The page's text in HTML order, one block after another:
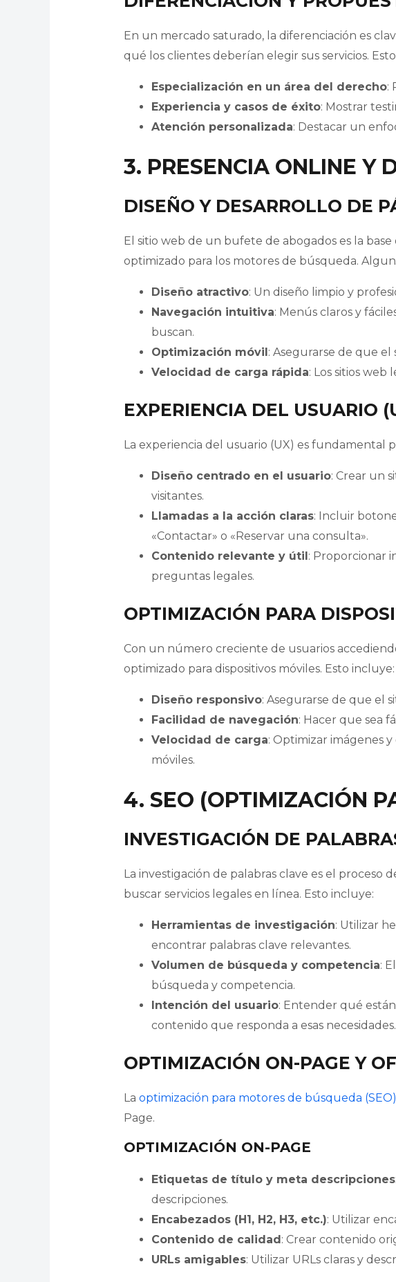
En un mercado saturado, la diferenciación es
qué los clientes deberían elegir sus servicios.
Especialización en un área del derecho:
Experiencia y casos de éxito: Mostrar
Atención personalizada: Destacar un
3. PRESENCIA ONLINE Y
DISEÑO Y DESARROLLO DE
El sitio web de un bufete de abogados es la
optimizado para los motores de búsqueda.
Diseño atractivo: Un diseño limpio y
Navegación intuitiva: Menús claros y
buscan.
Optimización móvil : Asegurarse de que el
Velocidad de carga rápida: Los sitios
EXPERIENCIA DEL USUARIO
La experiencia del usuario (UX) es fundamental
Diseño centrado en el usuario: Crear un
visitantes.
Llamadas a la acción claras: Incluir
«Contactar» o «Reservar una consulta».
Contenido relevante y útil : Proporcionar
preguntas legales.
OPTIMIZACIÓN PARA
Con un número creciente de usuarios
optimizado para dispositivos móviles. Esto incluye:
Diseño responsivo: Asegurarse de que el
Facilidad de navegación: Hacer que sea
Velocidad de carga: Optimizar imágenes
móviles.
4. SEO (OPTIMIZACIÓN
INVESTIGACIÓN DE
La investigación de palabras clave es el proceso
buscar servicios legales en línea. Esto incluye:
Herramientas de investigación: Utilizar
encontrar palabras clave relevantes.
Volumen de búsqueda y competencia:
búsqueda y competencia.
Intención del usuario: Entender qué
contenido que responda a esas necesidades.
OPTIMIZACIÓN ON-PAGE Y
La optimización para motores de búsqueda
Page.
OPTIMIZACIÓN ON-PAGE
Etiquetas de título y meta descripciones
descripciones.
Encabezados (H1, H2, H3, etc.): Utilizar
Contenido de calidad : Crear contenido
URLs amigables: Utilizar URLs claras y